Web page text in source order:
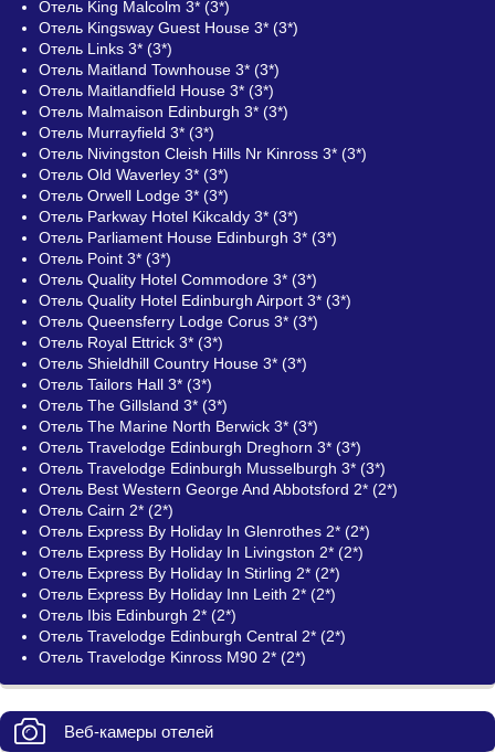
Отель King Malcolm 3* (3*)
Отель Kingsway Guest House 3* (3*)
Отель Links 3* (3*)
Отель Maitland Townhouse 3* (3*)
Отель Maitlandfield House 3* (3*)
Отель Malmaison Edinburgh 3* (3*)
Отель Murrayfield 3* (3*)
Отель Nivingston Cleish Hills Nr Kinross 3* (3*)
Отель Old Waverley 3* (3*)
Отель Orwell Lodge 3* (3*)
Отель Parkway Hotel Kikcaldy 3* (3*)
Отель Parliament House Edinburgh 3* (3*)
Отель Point 3* (3*)
Отель Quality Hotel Commodore 3* (3*)
Отель Quality Hotel Edinburgh Airport 3* (3*)
Отель Queensferry Lodge Corus 3* (3*)
Отель Royal Ettrick 3* (3*)
Отель Shieldhill Country House 3* (3*)
Отель Tailors Hall 3* (3*)
Отель The Gillsland 3* (3*)
Отель The Marine North Berwick 3* (3*)
Отель Travelodge Edinburgh Dreghorn 3* (3*)
Отель Travelodge Edinburgh Musselburgh 3* (3*)
Отель Best Western George And Abbotsford 2* (2*)
Отель Cairn 2* (2*)
Отель Express By Holiday In Glenrothes 2* (2*)
Отель Express By Holiday In Livingston 2* (2*)
Отель Express By Holiday In Stirling 2* (2*)
Отель Express By Holiday Inn Leith 2* (2*)
Отель Ibis Edinburgh 2* (2*)
Отель Travelodge Edinburgh Central 2* (2*)
Отель Travelodge Kinross M90 2* (2*)
Веб-камеры отелей